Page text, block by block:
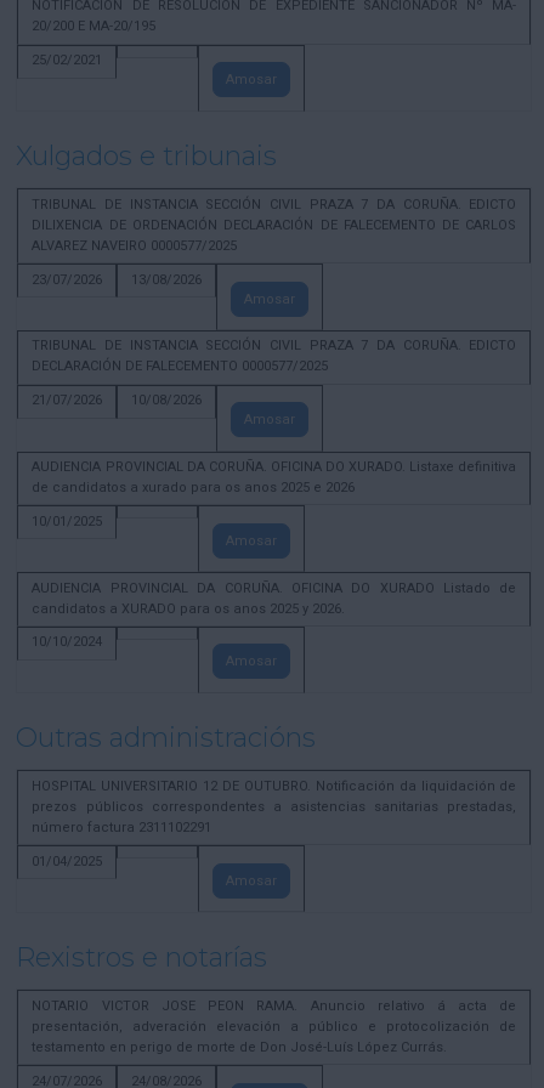
NOTIFICACION DE RESOLUCION DE EXPEDIENTE SANCIONADOR Nº MA-
20/200 E MA-20/195
25/02/2021
Amosar
Xulgados e tribunais
TRIBUNAL DE INSTANCIA SECCIÓN CIVIL PRAZA 7 DA CORUÑA. EDICTO
DILIXENCIA DE ORDENACIÓN DECLARACIÓN DE FALECEMENTO DE CARLOS
ALVAREZ NAVEIRO 0000577/2025
23/07/2026
13/08/2026
Amosar
TRIBUNAL DE INSTANCIA SECCIÓN CIVIL PRAZA 7 DA CORUÑA. EDICTO
DECLARACIÓN DE FALECEMENTO 0000577/2025
21/07/2026
10/08/2026
Amosar
AUDIENCIA PROVINCIAL DA CORUÑA. OFICINA DO XURADO. Listaxe definitiva
de candidatos a xurado para os anos 2025 e 2026
10/01/2025
Amosar
AUDIENCIA PROVINCIAL DA CORUÑA. OFICINA DO XURADO Listado de
candidatos a XURADO para os anos 2025 y 2026.
10/10/2024
Amosar
Outras administracións
HOSPITAL UNIVERSITARIO 12 DE OUTUBRO. Notificación da liquidación de
prezos públicos correspondentes a asistencias sanitarias prestadas,
número factura 2311102291
01/04/2025
Amosar
Rexistros e notarías
NOTARIO VICTOR JOSE PEON RAMA. Anuncio relativo á acta de
presentación, adveración elevación a público e protocolización de
testamento en perigo de morte de Don José-Luís López Currás.
24/07/2026
24/08/2026